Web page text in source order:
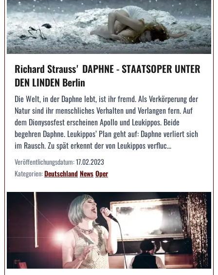
Richard Straussʼ DAPHNE - STAATSOPER UNTER
DEN LINDEN Berlin
Die Welt, in der Daphne lebt, ist ihr fremd. Als Verkörperung der
Natur sind ihr menschliches Verhalten und Verlangen fern. Auf
dem Dionysosfest erscheinen Apollo und Leukippos. Beide
begehren Daphne. Leukippos’ Plan geht auf: Daphne verliert sich
im Rausch. Zu spät erkennt der von Leukippos verfluc...
Veröffentlichungsdatum:17.02.2023
Kategorien:DeutschlandNewsOper